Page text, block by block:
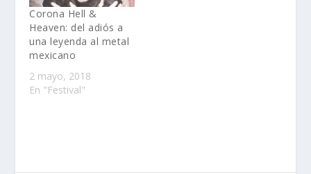
Corona Hell &
Heaven: del adiós a
una leyenda al metal
mexicano
2 mayo, 2018
En "Festival"